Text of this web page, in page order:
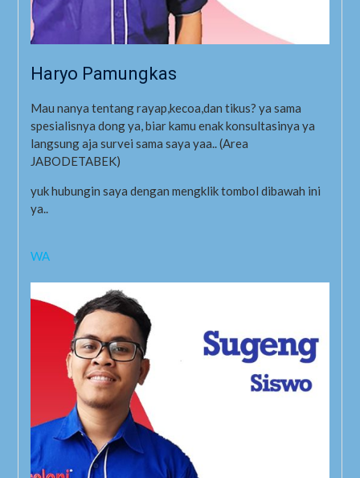
Haryo Pamungkas
Mau nanya tentang rayap,kecoa,dan tikus? ya sama
spesialisnya dong ya, biar kamu enak konsultasinya ya
langsung aja survei sama saya yaa.. (Area
JABODETABEK)
yuk hubungin saya dengan mengklik tombol dibawah ini
ya..
WA